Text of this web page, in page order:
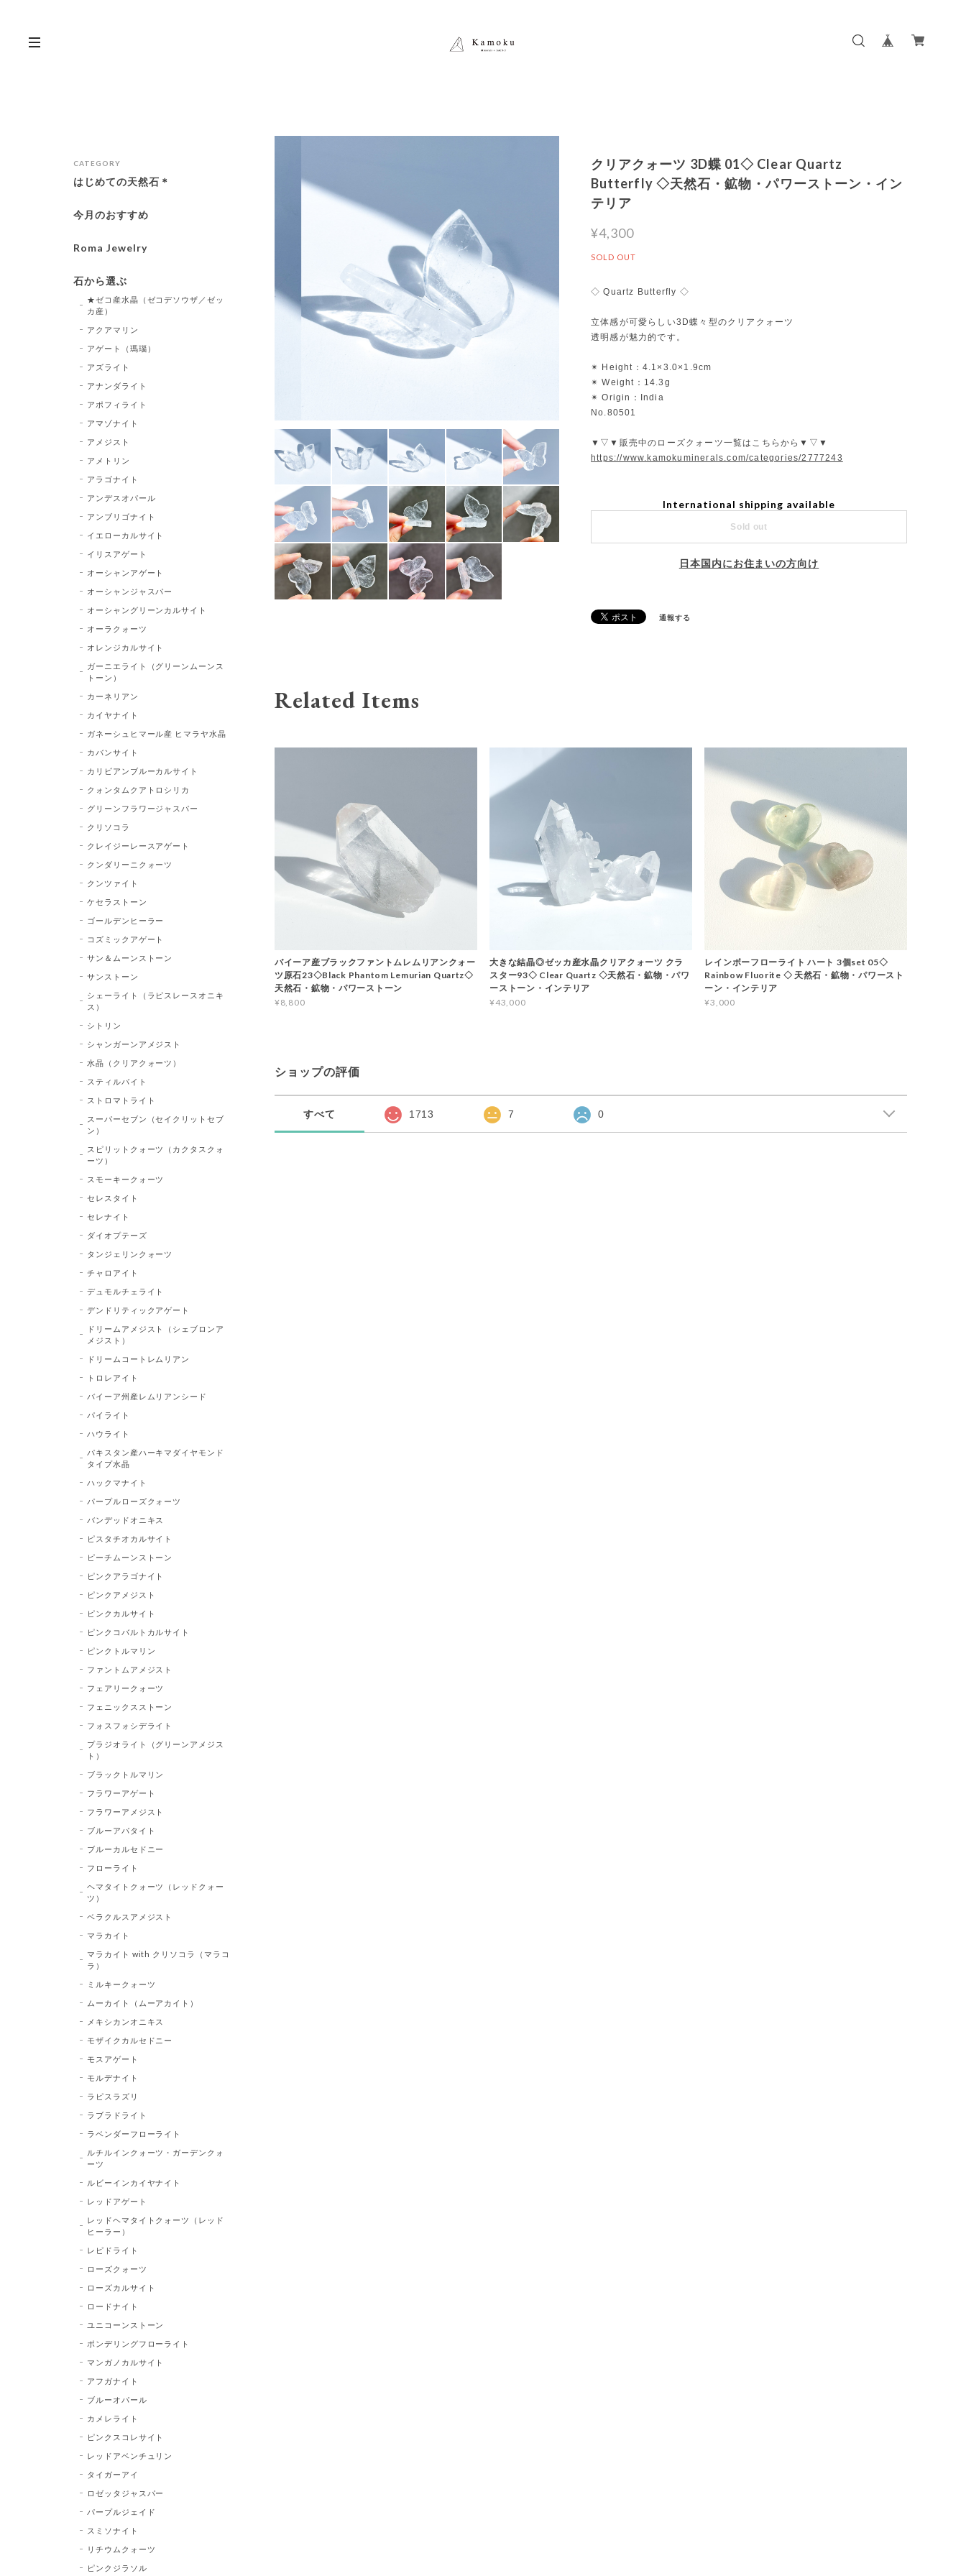
クリアクォーツ 3D蝶 01◇ Clear Quartz
Butterfly ◇天然石・鉱物・パワーストーン・イン
テリア
¥4,300
SOLD OUT
◇ Quartz Butterfly ◇
立体感が可愛らしい3D蝶々型のクリアクォーツ
透明感が魅力的です。
✴︎ Height：4.1×3.0×1.9cm
✴︎ Weight：14.3g
✴︎ Origin：India
No.80501
▼▽▼販売中のローズクォーツ一覧はこちらから▼▽▼
https://www.kamokuminerals.com/categories/2777243
International shipping available
Sold out
日本国内にお住まいの方向け
通報する
Related Items
バイーア産ブラックファントムレムリアンクォー
ツ原石23◇Black Phantom Lemurian Quartz◇
天然石・鉱物・パワーストーン
¥8,800
大きな結晶◎ゼッカ産水晶クリアクォーツ クラ
スター93◇ Clear Quartz ◇天然石・鉱物・パワ
ーストーン・インテリア
¥43,000
レインボーフローライト ハート 3個set 05◇
Rainbow Fluorite ◇ 天然石・鉱物・パワースト
ーン・インテリア
¥3,000
ショップの評価
すべて 1713 7 0
CATEGORY
はじめての天然石＊
今月のおすすめ
Roma Jewelry
石から選ぶ
★ゼコ産水晶（ゼコデソウザ／ゼッ
カ産）
アクアマリン
アゲート（瑪瑙）
アズライト
アナンダライト
アポフィライト
アマゾナイト
アメジスト
アメトリン
アラゴナイト
アンデスオパール
アンブリゴナイト
イエローカルサイト
イリスアゲート
オーシャンアゲート
オーシャンジャスパー
オーシャングリーンカルサイト
オーラクォーツ
オレンジカルサイト
ガーニエライト（グリーンムーンス
トーン）
カーネリアン
カイヤナイト
ガネーシュヒマール産 ヒマラヤ水晶
カバンサイト
カリビアンブルーカルサイト
クォンタムクアトロシリカ
グリーンフラワージャスパー
クリソコラ
クレイジーレースアゲート
クンダリーニクォーツ
クンツァイト
ケセラストーン
ゴールデンヒーラー
コズミックアゲート
サン＆ムーンストーン
サンストーン
シェーライト（ラピスレースオニキ
ス）
シトリン
シャンガーンアメジスト
水晶（クリアクォーツ）
スティルバイト
ストロマトライト
スーパーセブン（セイクリットセブ
ン）
スピリットクォーツ（カクタスクォ
ーツ）
スモーキークォーツ
セレスタイト
セレナイト
ダイオプテーズ
タンジェリンクォーツ
チャロアイト
デュモルチェライト
デンドリティックアゲート
ドリームアメジスト（シェブロンア
メジスト）
ドリームコートレムリアン
トロレアイト
バイーア州産レムリアンシード
パイライト
ハウライト
パキスタン産ハーキマダイヤモンド
タイプ水晶
ハックマナイト
パープルローズクォーツ
バンデッドオニキス
ピスタチオカルサイト
ピーチムーンストーン
ピンクアラゴナイト
ピンクアメジスト
ピンクカルサイト
ピンクコバルトカルサイト
ピンクトルマリン
ファントムアメジスト
フェアリークォーツ
フェニックスストーン
フォスフォシデライト
プラジオライト（グリーンアメジス
ト）
ブラックトルマリン
フラワーアゲート
フラワーアメジスト
ブルーアパタイト
ブルーカルセドニー
フローライト
ヘマタイトクォーツ（レッドクォー
ツ）
ベラクルスアメジスト
マラカイト
マラカイト with クリソコラ（マラコ
ラ）
ミルキークォーツ
ムーカイト（ムーアカイト）
メキシカンオニキス
モザイクカルセドニー
モスアゲート
モルデナイト
ラピスラズリ
ラブラドライト
ラベンダーフローライト
ルチルインクォーツ・ガーデンクォ
ーツ
ルビーインカイヤナイト
レッドアゲート
レッドヘマタイトクォーツ（レッド
ヒーラー）
レピドライト
ローズクォーツ
ローズカルサイト
ロードナイト
ユニコーンストーン
ポンデリングフローライト
マンガノカルサイト
アフガナイト
ブルーオパール
カメレライト
ピンクスコレサイト
レッドアベンチュリン
タイガーアイ
ロゼッタジャスパー
パープルジェイド
スミソナイト
リチウムクォーツ
ピンクジラソル